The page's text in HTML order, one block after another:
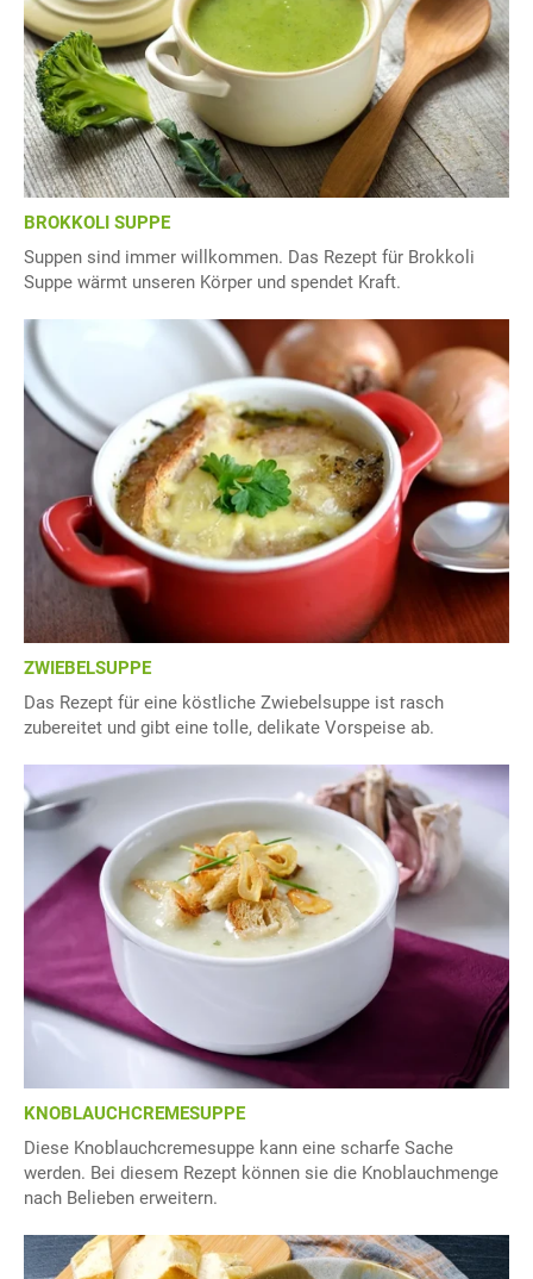
BROKKOLI SUPPE
Suppen sind immer willkommen. Das Rezept für Brokkoli
Suppe wärmt unseren Körper und spendet Kraft.
ZWIEBELSUPPE
Das Rezept für eine köstliche Zwiebelsuppe ist rasch
zubereitet und gibt eine tolle, delikate Vorspeise ab.
KNOBLAUCHCREMESUPPE
Diese Knoblauchcremesuppe kann eine scharfe Sache
werden. Bei diesem Rezept können sie die Knoblauchmenge
nach Belieben erweitern.